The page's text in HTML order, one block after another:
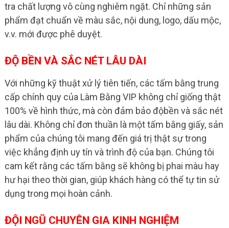
tra chất lượng vô cùng nghiêm ngặt. Chỉ những sản
phẩm đạt chuẩn về màu sắc, nội dung, logo, dấu mộc,
v.v. mới được phê duyệt.
ĐỘ BỀN VÀ SẮC NÉT LÂU DÀI
Với những kỹ thuật xử lý tiên tiến, các tấm bằng trung
cấp chính quy của Làm Bằng VIP không chỉ giống thật
100% về hình thức, mà còn đảm bảo độbền và sắc nét
lâu dài. Không chỉ đơn thuần là một tấm bằng giấy, sản
phẩm của chúng tôi mang đến giá trị thật sự trong
việc khẳng định uy tín và trình độ của bạn. Chúng tôi
cam kết rằng các tấm bằng sẽ không bị phai màu hay
hư hại theo thời gian, giúp khách hàng có thể tự tin sử
dụng trong mọi hoàn cảnh.
ĐỘI NGŨ CHUYÊN GIA KINH NGHIỆM